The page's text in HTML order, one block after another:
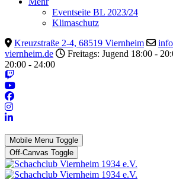
Eventseite BL 2023/24
Klimaschutz
Kreuzstraße 2-4, 68519 Viernheim
viernheim.de
Freitags: Jugend 18:00 -
20:00 - 24:00
Mobile Menu Toggle
Off-Canvas Toggle